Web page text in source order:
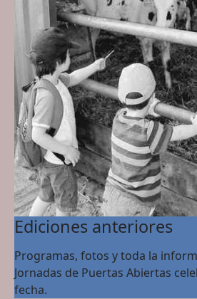
Ediciones anteriores
Programas, fotos y toda la
Jornadas de Puertas Abiertas
fecha.